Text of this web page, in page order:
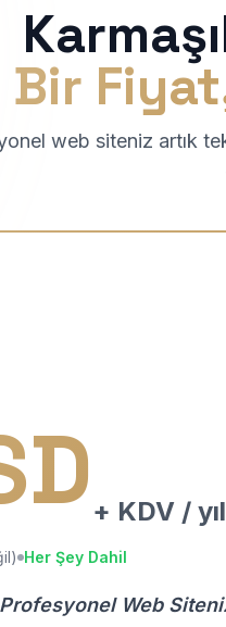
Bir
web siteniz artık
+ KDV / yıl
Her Şey Dahil
Web